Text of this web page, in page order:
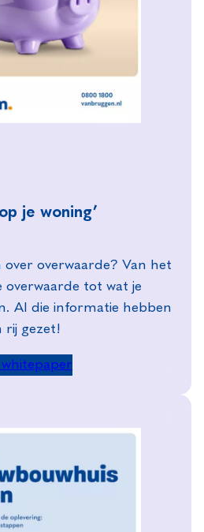
je woning’
over overwaarde? Van het
overwaarde tot wat je
Al die informatie hebben
rij gezet!